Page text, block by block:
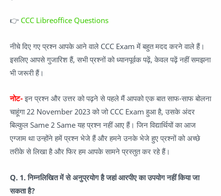
👉 CCC Libreoffice Questions
नीचे दिए गए प्रश्न आपके आने वाले CCC Exam में बहुत मदद करने वाले हैं।
इसलिए आपसे गुजारिश हैं, सभी प्रश्नों को ध्यानपूर्वक पढ़ें, केवल पढ़ें नहीं समझना
भी जरूरी हैं।
नोट-इन प्रश्न और उत्तर को पढ़ने से पहले मैं आपको एक बात साफ-साफ बोलना
चाहूंगा 22 November 2023 को जो CCC Exam हुआ है, उसके अंदर
बिल्कुल Same 2 Same यह प्रश्न नहीं आए हैं। जिन विद्यार्थियों का आज
एग्जाम था उन्होंने हमें प्रश्न भेजे हैं और हमने उनके भेजे हुए प्रश्नों को अच्छे
तरीके से लिखा है और फिर हम आपके सामने प्रस्तुत कर रहे हैं।
Q. 1. निम्नलिखित में से अनुप्रयोग है जहां आरपीए का उपयोग नहीं किया जा
सकता है?